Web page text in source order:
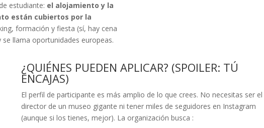
estudiante: el alojamiento y la
están cubiertos por la
formación y fiesta (sí, hay cena
llama oportunidades europeas.
¿QUIÉNES PUEDEN APLICAR? (SPOILER: TÚ
ENCAJAS)
El perfil de participante es más amplio de lo que crees. No necesitas ser el
director de un museo gigante ni tener miles de seguidores en Instagram
(aunque si los tienes, mejor). La organización busca :